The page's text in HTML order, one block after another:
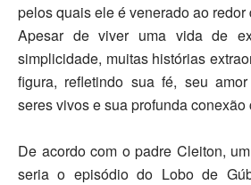
pelos quais ele é venerado ao redor
Apesar de viver uma vida de
simplicidade, muitas histórias
figura, refletindo sua fé, seu
seres vivos e sua profunda conexão
De acordo com o padre Cleiton,
seria o episódio do Lobo de